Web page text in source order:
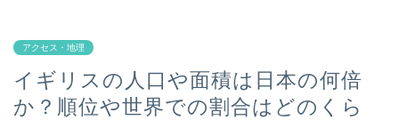
アクセス・地理
イギリスの人口や面積は日本の何倍
か？順位や世界での割合はどのくら